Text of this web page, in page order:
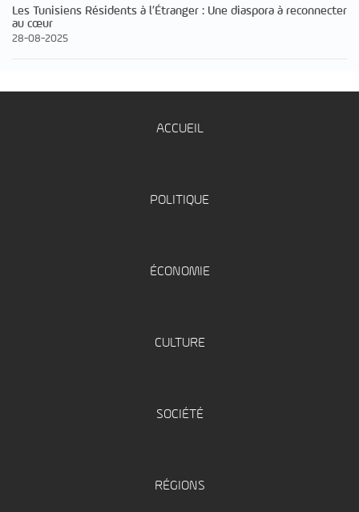
Les Tunisiens Résidents à l’Étranger : Une diaspora à reconnecter
au cœur
28-08-2025
ACCUEIL
POLITIQUE
ÉCONOMIE
CULTURE
SOCIÉTÉ
RÉGIONS